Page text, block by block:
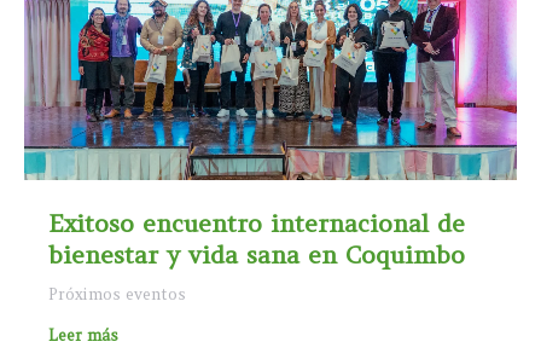
Exitoso encuentro internacional de
bienestar y vida sana en Coquimbo
Próximos eventos
Leer más